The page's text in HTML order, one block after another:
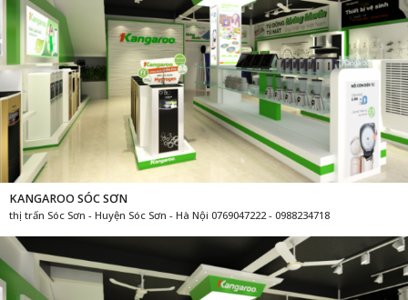
KANGAROO SÓC SƠN
thị trấn Sóc Sơn - Huyện Sóc Sơn - Hà Nội 0769047222 - 0988234718